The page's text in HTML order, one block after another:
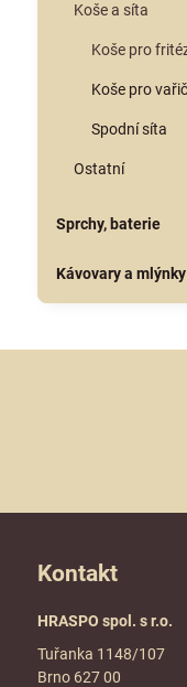
Koše a síta
Koše pro
Koše pro
Spodní síta
Ostatní
Sprchy, baterie
Kávovary a mlýnky
Kontakt
HRASPO spol. s r.o.
Tuřanka 1148/107
Brno 627 00